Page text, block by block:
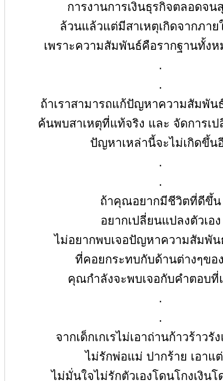
การงานการเงินธุรกิจตลอดจน
ล้วนแล้วแต่มีสาเหตุเกิดจากภา
เพราะความสัมพันธ์คือรากฐานทั้ง
.
.
ถ้าเราสามารถแก้ปัญหาความสัมพัน
ค้นพบสาเหตุที่แท้จริง และ จัดการเ
ปัญหาเหล่านี้จะไม่เกิดขึ้น
.
.
ถ้าคุณอยากมีชีวิตที่ดีขึ้น
อยากเปลี่ยนแปลงตัวเอง
ไม่อยากพบเจอปัญหาความสัมพัน
ที่คอยกระทบกับด้านต่างๆขอ
คุณกำลังจะพบเจอกับคำตอบที่
.
.
จากเด็กเกเรไม่เอาถ่านก้าวร้าว
ไม่รักพ่อแม่ ปากร้าย เอาแ
ไม่มั่นใจไม่รักตัวเองโดนโกงเงิน